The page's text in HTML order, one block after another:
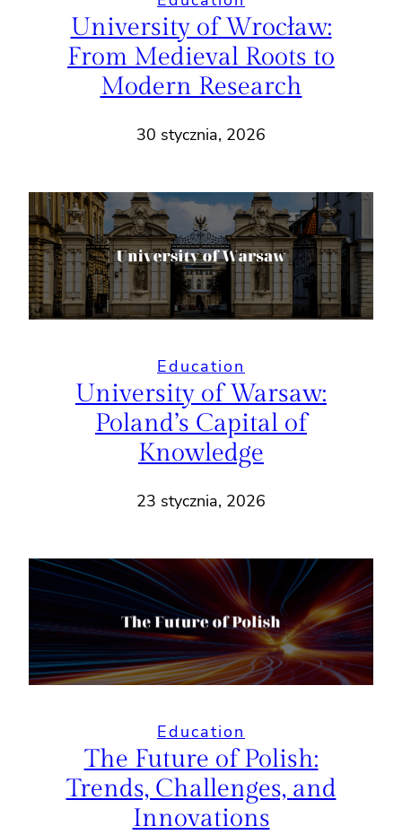
University of Wrocław:
From Medieval Roots to
Modern Research
30 stycznia, 2026
Education
University of Warsaw:
Poland’s Capital of
Knowledge
23 stycznia, 2026
Education
The Future of Polish:
Trends, Challenges, and
Innovations